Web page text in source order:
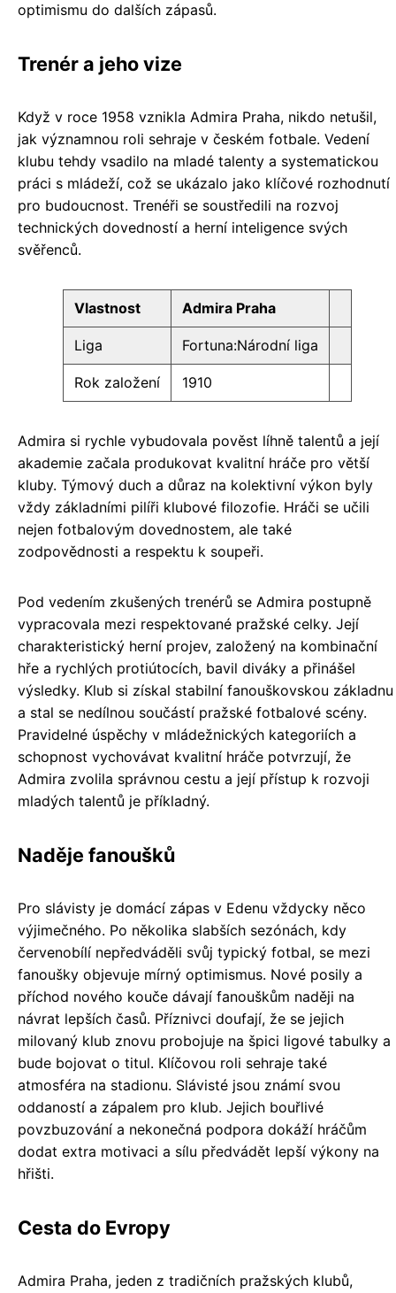
optimismu do dalších zápasů.
Trenér a jeho vize
Když v roce 1958 vznikla Admira Praha, nikdo netušil,
jak významnou roli sehraje v českém fotbale. Vedení
klubu tehdy vsadilo na mladé talenty a systematickou
práci s mládeží, což se ukázalo jako klíčové rozhodnutí
pro budoucnost. Trenéři se soustředili na rozvoj
technických dovedností a herní inteligence svých
svěřenců.
Vlastnost Admira Praha
Liga Fortuna:Národní liga
Rok založení 1910
Admira si rychle vybudovala pověst líhně talentů a její
akademie začala produkovat kvalitní hráče pro větší
kluby. Týmový duch a důraz na kolektivní výkon byly
vždy základními pilíři klubové filozofie. Hráči se učili
nejen fotbalovým dovednostem, ale také
zodpovědnosti a respektu k soupeři.
Pod vedením zkušených trenérů se Admira postupně
vypracovala mezi respektované pražské celky. Její
charakteristický herní projev, založený na kombinační
hře a rychlých protiútocích, bavil diváky a přinášel
výsledky. Klub si získal stabilní fanouškovskou základnu
a stal se nedílnou součástí pražské fotbalové scény.
Pravidelné úspěchy v mládežnických kategoriích a
schopnost vychovávat kvalitní hráče potvrzují, že
Admira zvolila správnou cestu a její přístup k rozvoji
mladých talentů je příkladný.
Naděje fanoušků
Pro slávisty je domácí zápas v Edenu vždycky něco
výjimečného. Po několika slabších sezónách, kdy
červenobílí nepředváděli svůj typický fotbal, se mezi
fanoušky objevuje mírný optimismus. Nové posily a
příchod nového kouče dávají fanouškům naději na
návrat lepších časů. Příznivci doufají, že se jejich
milovaný klub znovu probojuje na špici ligové tabulky a
bude bojovat o titul. Klíčovou roli sehraje také
atmosféra na stadionu. Slávisté jsou známí svou
oddaností a zápalem pro klub. Jejich bouřlivé
povzbuzování a nekonečná podpora dokáží hráčům
dodat extra motivaci a sílu předvádět lepší výkony na
hřišti.
Cesta do Evropy
Admira Praha, jeden z tradičních pražských klubů,